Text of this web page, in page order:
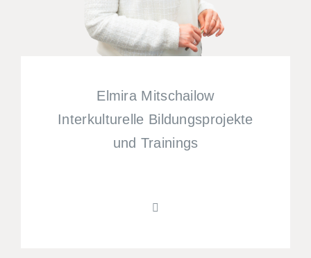
Elmira Mitschailow
Interkulturelle Bildungsprojekte
und Trainings